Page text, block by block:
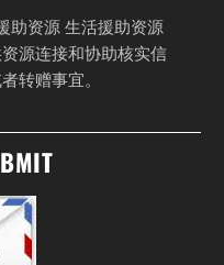
助资源 生活援助资源
源连接和协助核实信
转赠事宜。